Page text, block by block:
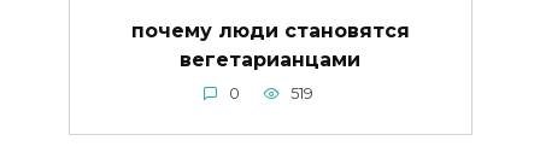
почему люди становятся
вегетарианцами
0 519